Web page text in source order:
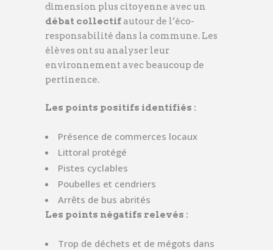
dimension plus citoyenne avec un
débat collectifautour de l’éco-
responsabilité dans la commune. Les
élèves ont su analyser leur
environnement avec beaucoup de
pertinence.
Les points positifs identifiés :
Présence de commerces locaux
Littoral protégé
Pistes cyclables
Poubelles et cendriers
Arrêts de bus abrités
Les points négatifs relevés :
Trop de déchets et de mégots dans